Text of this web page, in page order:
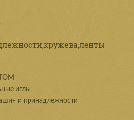
иглы
и принадлежности